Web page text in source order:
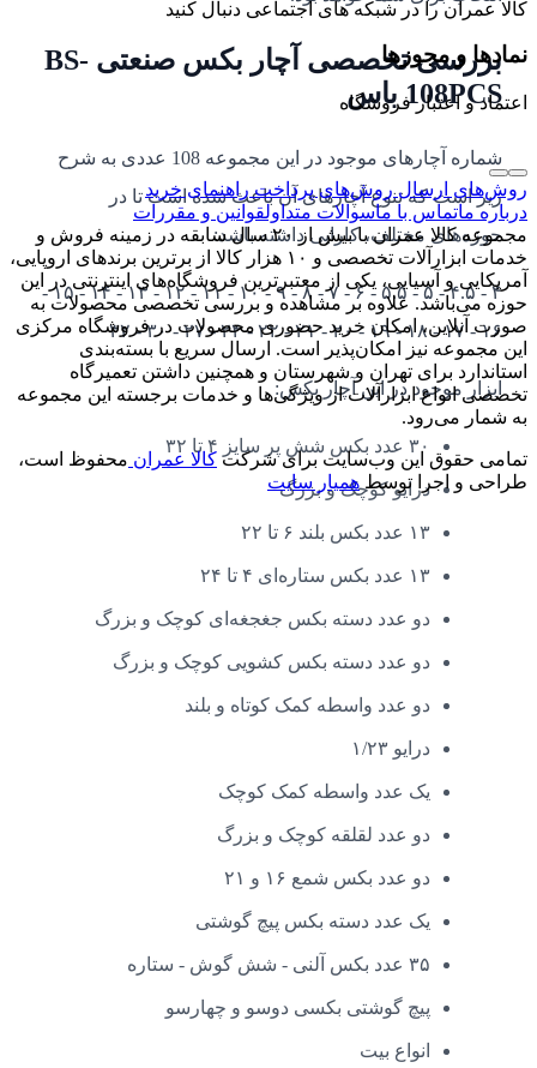
بررسی تخصصی آچار بکس صنعتی BS-
108PCS باس
شماره آچارهای موجود در این مجموعه 108 عددی به شرح
زیر است که تنوع آچارهای آن باعث شده است تا در
حوزه‌های مختلف، کارایی داشته باشد:
۴ - ۴.۵ - ۵ - ۵.۵ - ۶ - ۷ - ۸ - ۹ - ۱۰ - ۱۱ - ۱۲ - ۱۳ - ۱۴ - ۱۵ -
۱۶ - ۱۷ - ۱۸ - ۱۹ - ۲۰ - ۲۱ - ۲۲ - ۲۴ - ۲۷ - ۳۰ - ۳۲
ابزار موجود در این آچار بکس:
۳۰ عدد بکس شش پر سایز ۴ تا ۳۲
درایو کوچک و بزرگ
۱۳ عدد بکس بلند ۶ تا ۲۲
۱۳ عدد بکس ستاره‌ای ۴ تا ۲۴
دو عدد دسته بکس جغجغه‌ای کوچک و بزرگ
دو عدد دسته بکس کشویی کوچک و بزرگ
دو عدد واسطه کمک کوتاه و بلند
درایو ۱/۲۳
یک عدد واسطه کمک کوچک
دو عدد لقلقه کوچک و بزرگ
دو عدد بکس شمع ۱۶ و ۲۱
یک عدد دسته بکس پیچ گوشتی
۳۵ عدد بکس آلنی - شش گوش - ستاره
پیچ گوشتی بکسی دوسو و چهارسو
انواع بیت
کالا عمران را در شبکه های اجتماعی دنبال کنید
نمادها و مجوزها
اعتماد و اعتبار فروشگاه
روش‌های ارسالروش‌های پرداختراهنمای خرید
درباره ماتماس با ماسوالات متداولقوانین و مقررات
مجموعه کالا عمران با بیش از ۲۰ سال سابقه در زمینه فروش و
خدمات ابزارآلات تخصصی و ۱۰ هزار کالا از برترین برندهای اروپایی،
آمریکایی و آسیایی، یکی از معتبرترین فروشگاه‌های اینترنتی در این
حوزه می‌باشد. علاوه بر مشاهده و بررسی تخصصی محصولات به
صورت آنلاین، امکان خرید حضوری محصولات در فروشگاه مرکزی
این مجموعه نیز امکان‌پذیر است. ارسال سریع با بسته‌بندی
استاندارد برای تهران و شهرستان و همچنین داشتن تعمیرگاه
تخصصی انواع ابزارآلات از ویژگی‌ها و خدمات برجسته این مجموعه
به شمار می‌رود.
تمامی حقوق این وب‌سایت برای شرکت کالا عمران محفوظ است،
طراحی و اجرا توسط همیار سایت